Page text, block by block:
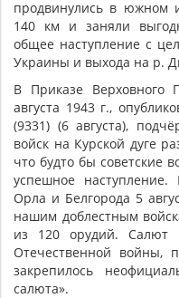
продвинулись в южном
140 км и заняли
общее наступление с
Украины и выхода на р.
В Приказе
августа 1943 г.,
(9331) (6 августа),
войск на Курской дуге
что будто бы советские
успешное наступление.
Орла и Белгорода 5
нашим доблестным
из 120 орудий. Салют
Отечественной войны,
закрепилось
салюта».